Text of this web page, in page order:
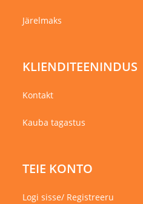
Järelmaks
KLIENDITEENINDUS
Kontakt
Kauba tagastus
TEIE KONTO
Logi sisse/ Registreeru